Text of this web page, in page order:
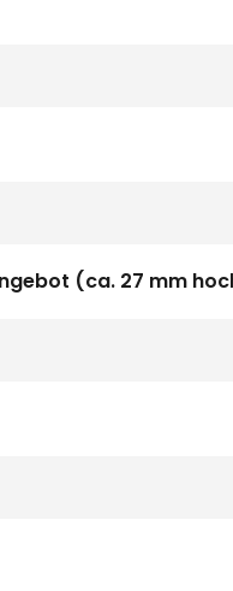
(ca. 27 mm